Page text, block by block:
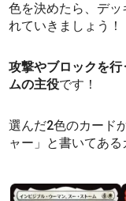
色を決めたら、デ
れていきましょう！
攻撃やブロックを
ムの主役です！
選んだ2色のカード
ャー」と書いてある